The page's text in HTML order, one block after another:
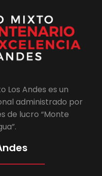
Los Andes es un
administrado por
de lucro “Monte